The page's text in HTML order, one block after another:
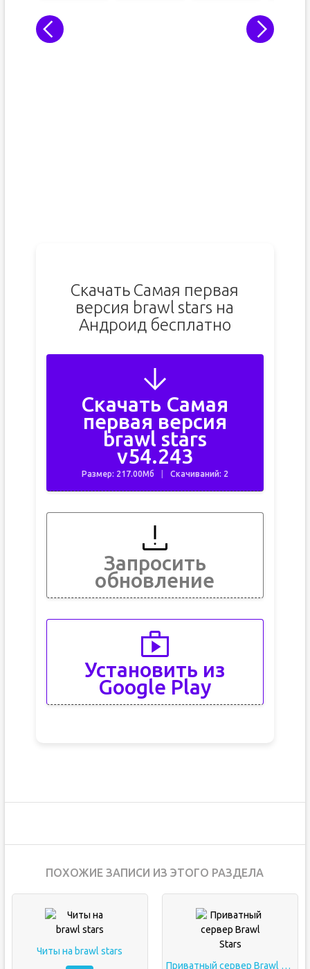
Скачать Самая первая
версия brawl stars на
Андроид бесплатно
Скачать Самая
первая версия
brawl stars
v54.243
Размер: 217.00Мб Скачиваний: 2
Запросить
обновление
Установить из
Google Play
ПОХОЖИЕ ЗАПИСИ ИЗ ЭТОГО РАЗДЕЛА
Читы на brawl stars
Приватный сервер Brawl Stars